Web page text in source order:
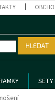
HLEDAT
SETY